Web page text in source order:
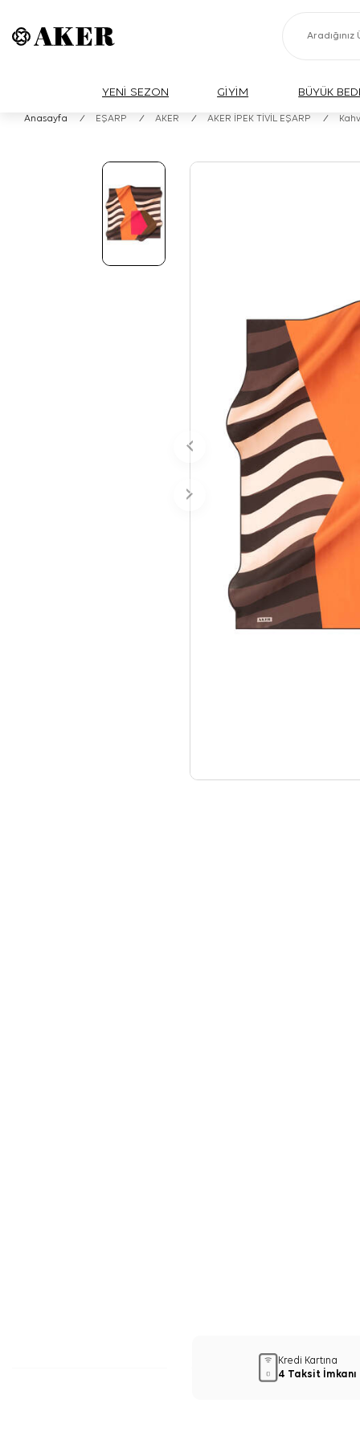
YENİ SEZON GİYİM BÜYÜK
Anasayfa / EŞARP / AKER / AKER İPEK TİVİL EŞARP /
Kredi Kartına
4 Taksit İmkanı